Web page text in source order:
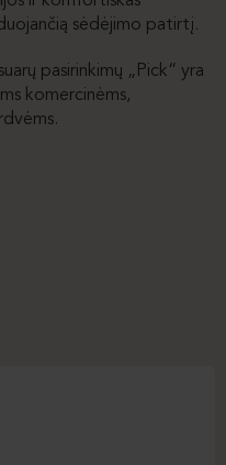
sėdėjimo patirtį.
pasirinkimų „Pick“ yra
komercinėms,